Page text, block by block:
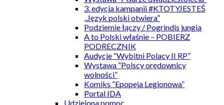
3. edycja kampanii #KTOTYJESTEŚ
„Język polski otwiera”
Podziemie łączy / Pogrindis jungia
A to Polski właśnie – POBIERZ
PODRECZNIK
Audycje “Wybitni Polacy II RP”
Wystawa “Polscy orędownicy
wolności”
Komiks “Epopeja Legionowa”
Portal IDA
Udzielona pomoc